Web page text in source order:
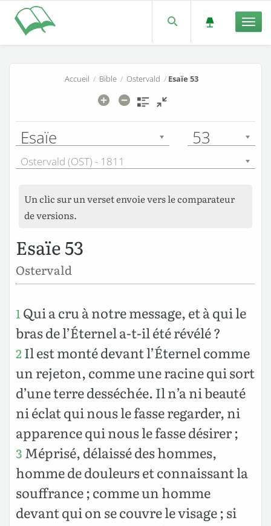
Accueil / Bible/ Ostervald / Esaïe 53
Esaïe 53
Ostervald (OST) - 1811
Un clic sur un verset envoie vers le comparateur
de versions.
Esaïe 53
Ostervald
1 Qui a cru à notre message, et à qui le
bras de l’Éternel a-t-il été révélé ?
2Il est monté devant l’Éternel comme
un rejeton, comme une racine qui sort
d’une terre desséchée. Il n’a ni beauté
ni éclat qui nous le fasse regarder, ni
apparence qui nous le fasse désirer ;
3 Méprisé, délaissé des hommes,
homme de douleurs et connaissant la
souffrance ; comme un homme
devant qui on se couvre le visage ; si